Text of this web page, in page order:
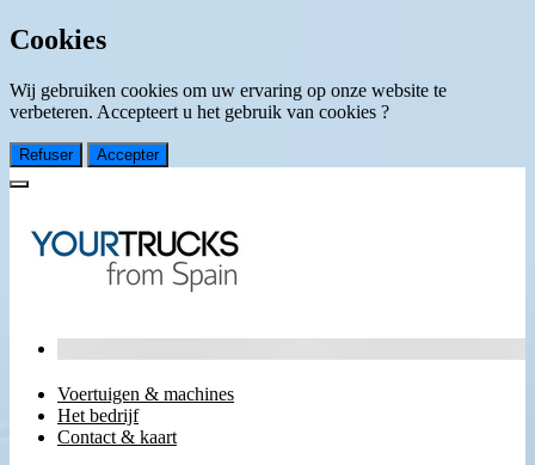
Cookies
Wij gebruiken cookies om uw ervaring op onze website te
verbeteren. Accepteert u het gebruik van cookies ?
Refuser Accepter
Voertuigen & machines
Het bedrijf
Contact & kaart